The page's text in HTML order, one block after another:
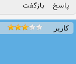
پاسخ بازگفت
کاربر